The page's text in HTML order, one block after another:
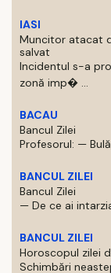
IASI
Muncitor atacat
salvat
Incidentul s-a
zonă imp� ...
BACAU
Bancul Zilei
Profesorul: —
BANCUL ZILEI
Bancul Zilei
— De ce ai
BANCUL ZILEI
Horoscopul zilei
Schimbări